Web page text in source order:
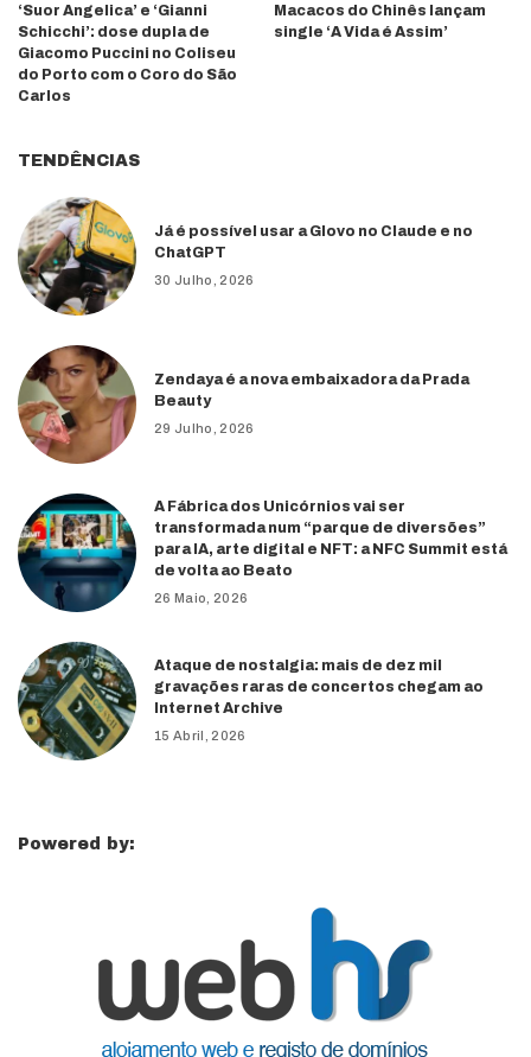
‘Suor Angelica’ e ‘Gianni
Schicchi’: dose dupla de
Giacomo Puccini no Coliseu
do Porto com o Coro do São
Carlos
Macacos do Chinês lançam
single ‘A Vida é Assim’
TENDÊNCIAS
Já é possível usar a Glovo no Claude e no
ChatGPT
30 Julho, 2026
Zendaya é a nova embaixadora da Prada
Beauty
29 Julho, 2026
A Fábrica dos Unicórnios vai ser
transformada num “parque de diversões”
para IA, arte digital e NFT: a NFC Summit está
de volta ao Beato
26 Maio, 2026
Ataque de nostalgia: mais de dez mil
gravações raras de concertos chegam ao
Internet Archive
15 Abril, 2026
Powered by: